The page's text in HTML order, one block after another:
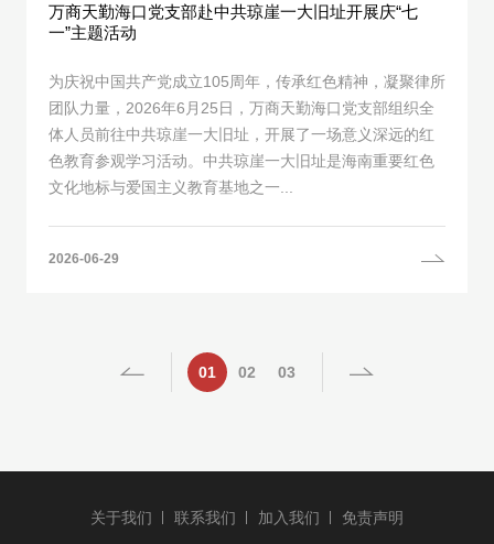
万商天勤海口党支部赴中共琼崖一大旧址开展庆“七
一”主题活动
为庆祝中国共产党成立105周年，传承红色精神，凝聚律所
团队力量，2026年6月25日，万商天勤海口党支部组织全
体人员前往中共琼崖一大旧址，开展了一场意义深远的红
色教育参观学习活动。中共琼崖一大旧址是海南重要红色
文化地标与爱国主义教育基地之一...
2026-06-29
01 02 03
关于我们 联系我们 加入我们 免责声明